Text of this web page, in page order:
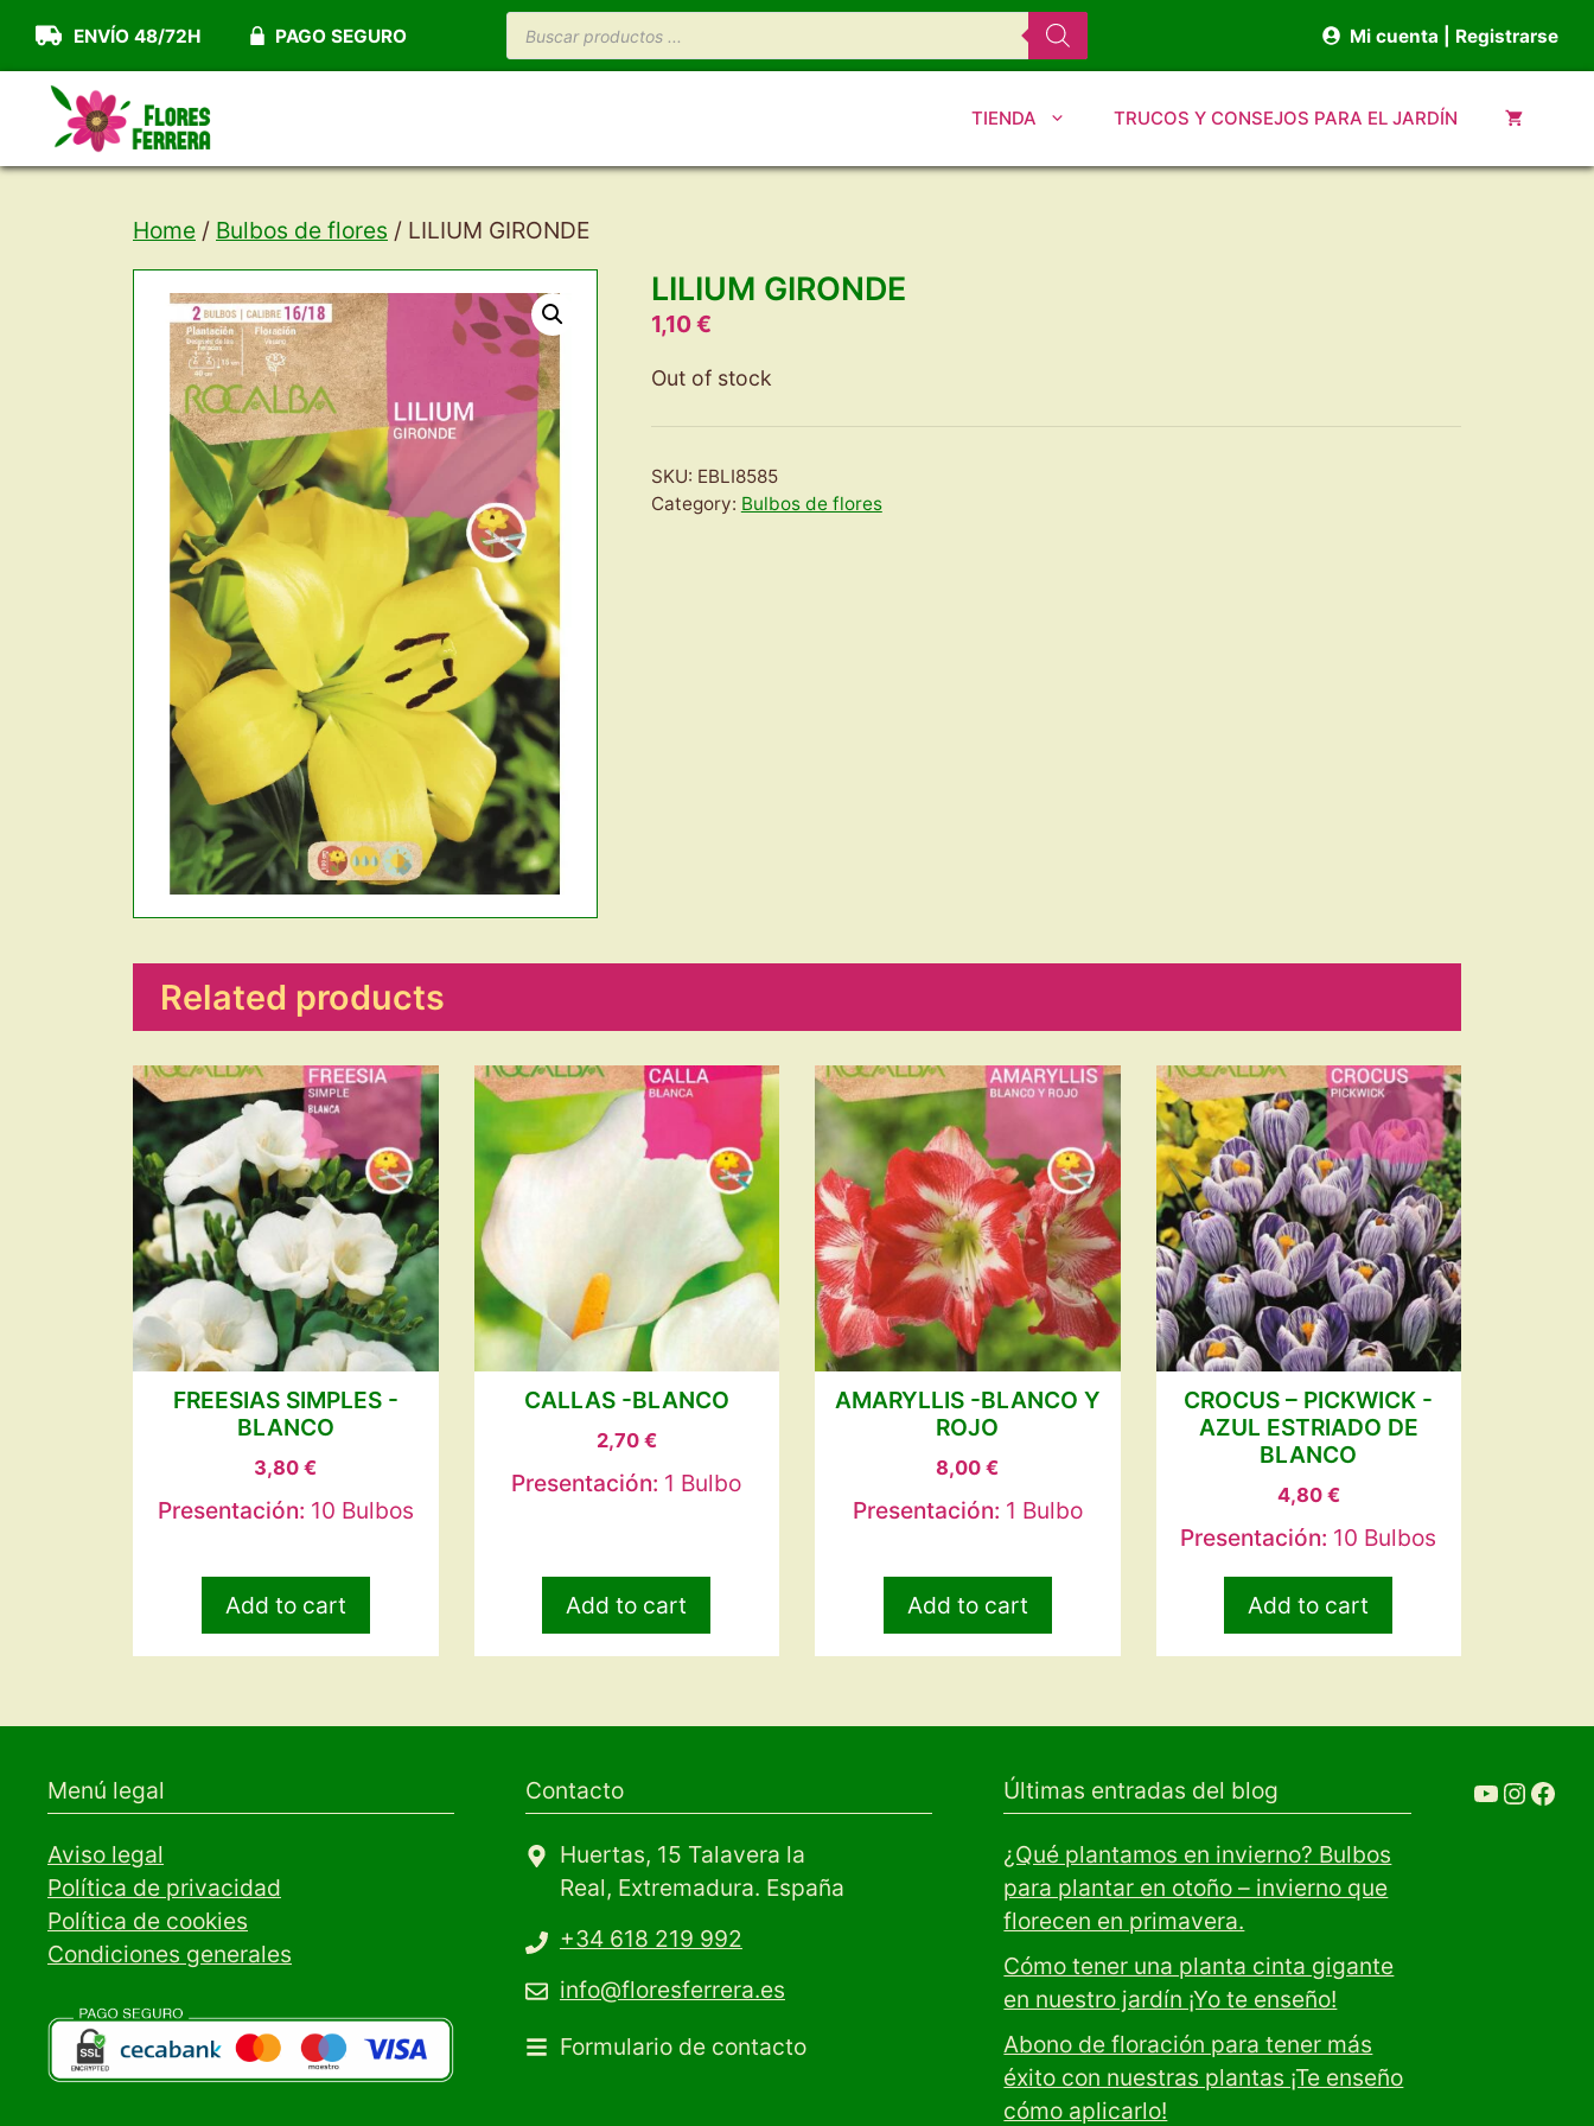
contenido
ENVÍO 48/72H PAGO SEGURO Búsqueda
de
productos
Mi cuenta | Registrarse
TIENDA TRUCOS Y CONSEJOS PARA EL JARDÍN
Home / Bulbos de flores / LILIUM GIRONDE
LILIUM GIRONDE
1,10€
Out of stock
SKU: EBLI8585
Category: Bulbos de flores
Related products
FREESIAS SIMPLES -
BLANCO
3,80€
Presentación: 10 Bulbos
Add to cart
CALLAS -BLANCO
2,70 €
Presentación: 1 Bulbo
Add to cart
AMARYLLIS -BLANCO Y
ROJO
8,00€
Presentación: 1 Bulbo
Add to cart
CROCUS – PICKWICK -
AZUL ESTRIADO DE
BLANCO
4,80 €
Presentación: 10 Bulbos
Add to cart
Menú legal
Aviso legal
Política de privacidad
Política de cookies
Condiciones generales
Contacto
Huertas, 15 Talavera la
Real, Extremadura. España
+34 618 219 992
info@floresferrera.es
Formulario de contacto
Últimas entradas del blog
¿Qué plantamos en invierno? Bulbos
para plantar en otoño – invierno que
florecen en primavera.
Cómo tener una planta cinta gigante
en nuestro jardín ¡Yo te enseño!
Abono de floración para tener más
éxito con nuestras plantas ¡Te enseño
cómo aplicarlo!
YouTube
Ir a la cuenta de Instagram de
Ir a la cuenta de facebook